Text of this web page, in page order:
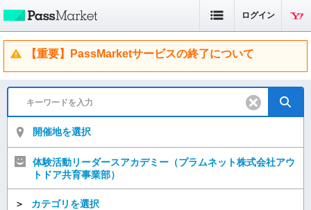
ログイン
【重要】PassMarketサービスの終了について
開催地を選択
体験活動リーダースアカデミー（プラムネット株式会社アウ
トドア共育事業部）
＞ カテゴリを選択